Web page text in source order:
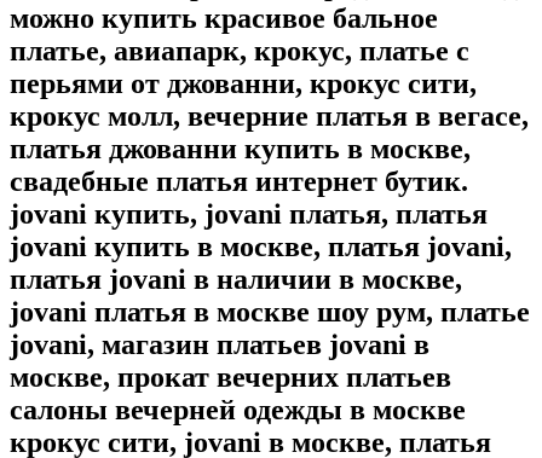
можно купить красивое бальное
платье, авиапарк, крокус, платье с
перьями от джованни, крокус сити,
крокус молл, вечерние платья в вегасе,
платья джованни купить в москве,
свадебные платья интернет бутик.
jovani купить, jovani платья, платья
jovani купить в москве, платья jovani,
платья jovani в наличии в москве,
jovani платья в москве шоу рум, платье
jovani, магазин платьев jovani в
москве, прокат вечерних платьев
салоны вечерней одежды в москве
крокус сити, jovani в москве, платья